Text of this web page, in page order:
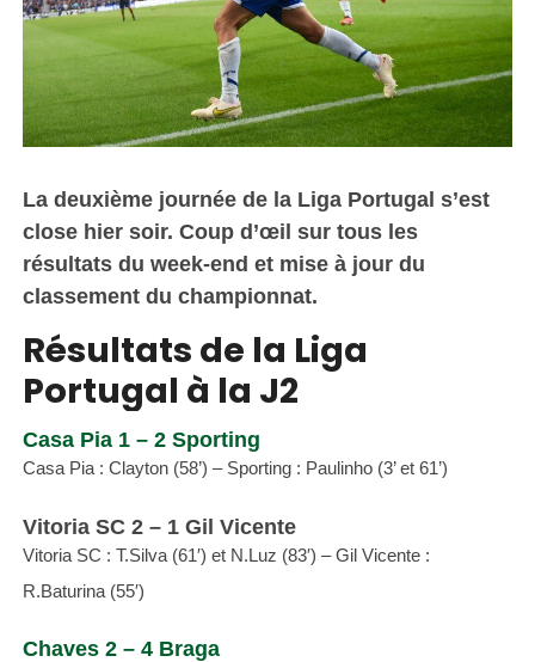
La deuxième journée de la Liga Portugal s’est
close hier soir. Coup d’œil sur tous les
résultats du week-end et mise à jour du
classement du championnat.
Résultats de la Liga
Portugal à la J2
Casa Pia 1 – 2 Sporting
Casa Pia : Clayton (58’) – Sporting : Paulinho (3’ et 61’)
Vitoria SC 2 – 1 Gil Vicente
Vitoria SC : T.Silva (61′) et N.Luz (83′) – Gil Vicente :
R.Baturina (55′)
Chaves 2 – 4 Braga